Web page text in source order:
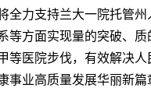
全力支持兰大一院托管
等方面实现量的突破、
等医院步伐，有效解决
事业高质量发展华丽新篇